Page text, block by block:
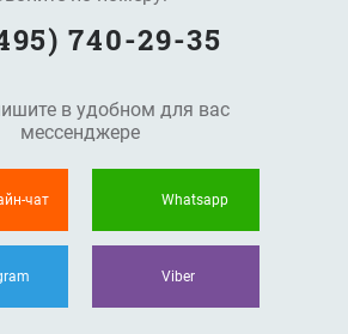
740-29-35
в удобном для вас
мессенджере
чат Whatsapp
Viber